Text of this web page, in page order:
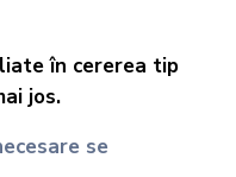
în cererea tip
jos.
se